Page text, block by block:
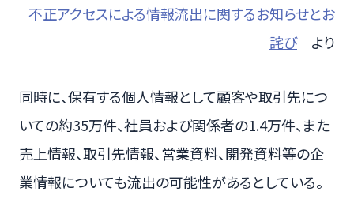
不正アクセスによる情報流出に関するお知らせとお
詫びより
同時に、保有する個人情報として顧客や取引先につ
いての約35万件、社員および関係者の1.4万件、また
売上情報、取引先情報、営業資料、開発資料等の企
業情報についても流出の可能性があるとしている。